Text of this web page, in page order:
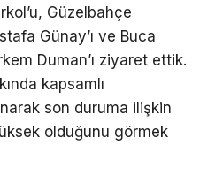
Güzelbahçe
Günay’ı ve Buca
Duman’ı ziyaret ettik.
kapsamlı
son duruma ilişkin
olduğunu görmek